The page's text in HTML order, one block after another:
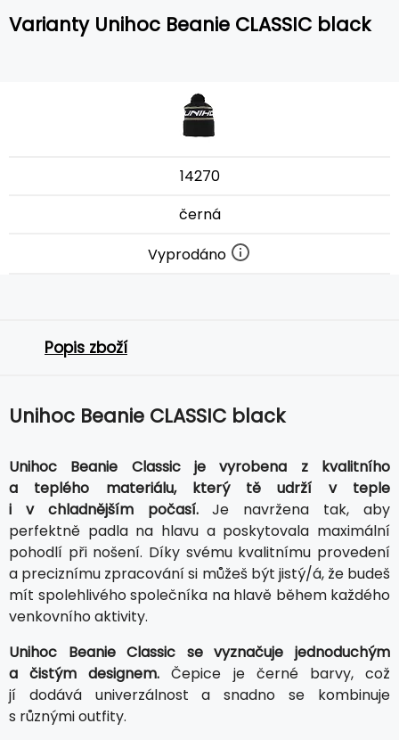
Varianty Unihoc Beanie CLASSIC black
14270
černá
Vyprodáno
Popis zboží
Unihoc Beanie CLASSIC black
Unihoc Beanie Classic je vyrobena z kvalitního
a teplého materiálu, který tě udrží v teple
i v chladnějším počasí.Je navržena tak, aby
perfektně padla na hlavu a poskytovala maximální
pohodlí při nošení. Díky svému kvalitnímu provedení
a preciznímu zpracování si můžeš být jistý/á, že budeš
mít spolehlivého společníka na hlavě během každého
venkovního aktivity.
Unihoc Beanie Classic se vyznačuje jednoduchým
a čistým designem. Čepice je černé barvy, což
jí dodává univerzálnost a snadno se kombinuje
s různými outfity.